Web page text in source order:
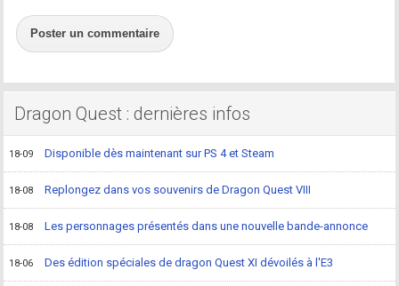
Poster un commentaire
Dragon Quest : dernières infos
18-09 Disponible dès maintenant sur PS 4 et Steam
18-08 Replongez dans vos souvenirs de Dragon Quest VIII
18-08 Les personnages présentés dans une nouvelle bande-annonce
18-06 Des édition spéciales de dragon Quest XI dévoilés à l'E3